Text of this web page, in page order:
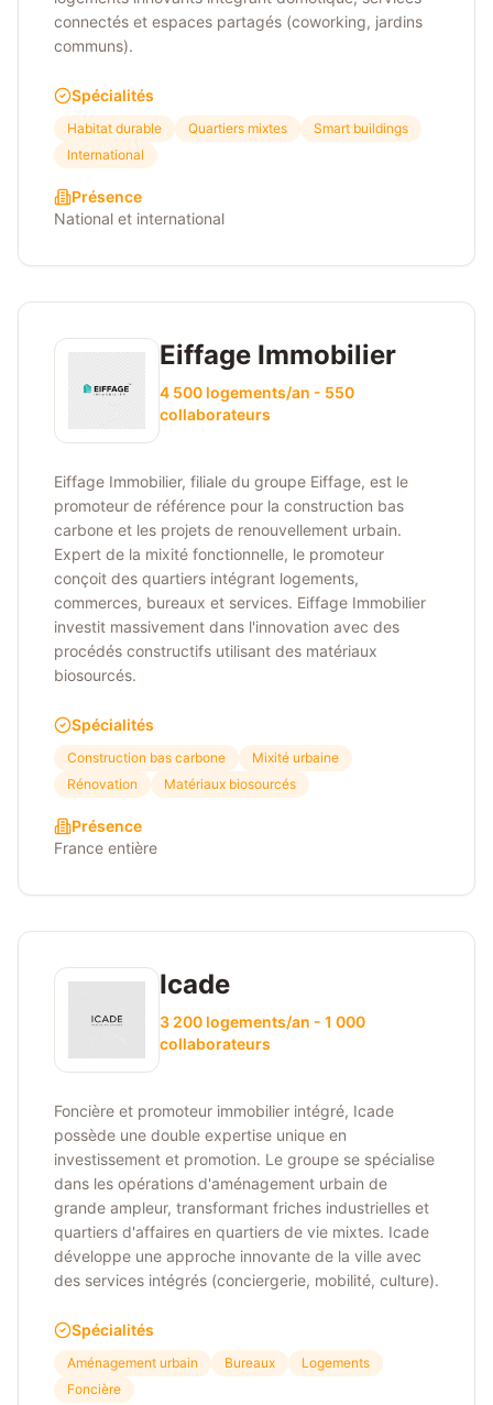
connectés et espaces partagés (coworking, jardins
communs).
Spécialités
Habitat durable Quartiers mixtes
Smart buildings
International
Présence
National et international
Eiffage Immobilier
4 500 logements/an - 550
collaborateurs
Eiffage Immobilier, filiale du groupe Eiffage, est le
promoteur de référence pour la construction bas
carbone et les projets de renouvellement urbain.
Expert de la mixité fonctionnelle, le promoteur
conçoit des quartiers intégrant logements,
commerces, bureaux et services. Eiffage Immobilier
investit massivement dans l'innovation avec des
procédés constructifs utilisant des matériaux
biosourcés.
Spécialités
Construction bas carbone
Mixité urbaine
Rénovation
Matériaux biosourcés
Présence
France entière
Icade
3 200 logements/an - 1 000
collaborateurs
Foncière et promoteur immobilier intégré, Icade
possède une double expertise unique en
investissement et promotion. Le groupe se spécialise
dans les opérations d'aménagement urbain de
grande ampleur, transformant friches industrielles et
quartiers d'affaires en quartiers de vie mixtes. Icade
développe une approche innovante de la ville avec
des services intégrés (conciergerie, mobilité, culture).
Spécialités
Aménagement urbain Bureaux
Logements
Foncière